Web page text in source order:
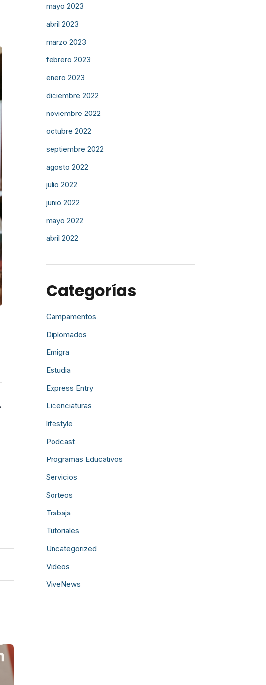
mayo 2023
abril 2023
marzo 2023
febrero 2023
enero 2023
diciembre 2022
noviembre 2022
octubre 2022
septiembre 2022
agosto 2022
julio 2022
junio 2022
mayo 2022
abril 2022
Categorías
Campamentos
Diplomados
Emigra
Estudia
Express Entry
Licenciaturas
lifestyle
Podcast
Programas Educativos
Servicios
Sorteos
Trabaja
Tutoriales
Uncategorized
Videos
ViveNews